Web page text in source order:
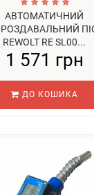
АВТОМАТИЧНИЙ
REWOLT RE SL00...
1 571 грн
ДО КОШИКА